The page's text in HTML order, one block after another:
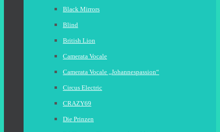
Black Mirrors
Blind
British Lion
Camerata Vocale
Camerata Vocale „Johannespassion“
Circus Electric
CRAZY69
Die Prinzen